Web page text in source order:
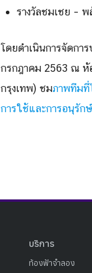
รางวัลชมเชย –
โดยดำเนินการจัดกา
กรกฎาคม 2563 ณ ห้
กรุงเทพ) ชมภาพทีมที่
การใช้และการอนุรัก
บริการ
ท้องฟ้าจำลอง